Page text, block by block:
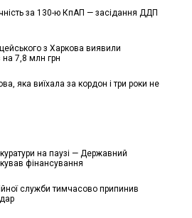
за 130-ю КпАП — засідання ДДП
з Харкова виявили
на 7,8 млн грн
яка виїхала за кордон і три роки не
на паузі — Державний
фінансування
служби тимчасово припинив